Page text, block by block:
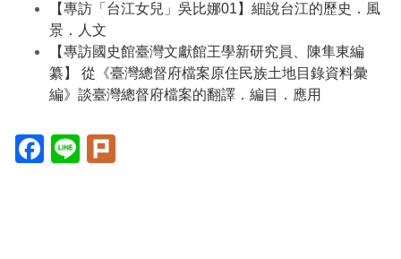
【專訪「台江女兒」吳比娜01】細說台江的歷史．風
景．人文
【專訪國史館臺灣文獻館王學新研究員、陳隼東編
纂】 從《臺灣總督府檔案原住民族土地目錄資料彙
編》談臺灣總督府檔案的翻譯．編目．應用
Facebook(另
開
Line(另
開